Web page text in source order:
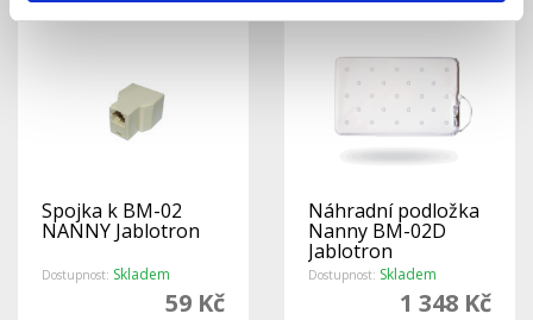
Spojka k BM-02
NANNY Jablotron
Dostupnost: Skladem
59 Kč
Náhradní podložka
Nanny BM-02D
Jablotron
Dostupnost: Skladem
1 348 Kč